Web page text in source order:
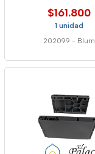
Blum
$161.800
1 unidad
202099 - Blum